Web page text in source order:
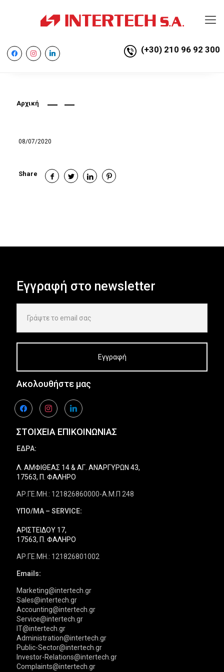
facebookinstagramlinkedin (+30) 210 96 92 300
Αρχική
08/07/2020
Share
Εγγραφή στο newsletter
Ακολουθήστε μας
facebookinstagramlinkedin
ΣΤΟΙΧΕΙΑ ΕΠΙΚΟΙΝΩΝΙΑΣ
ΕΔΡΑ:
Λ. ΑΜΦΙΘΕΑΣ 14 & ΑΓ. ΑΝΑΡΓΥΡΩΝ 43,
17563, Π. ΦΑΛΗΡΟ
ΑΡ.ΓΕ.ΜΗ.: 121826860000-Α.Μ.Π 248
ΥΠΟ/ΜΑ – SERVICE:
ΑΡΙΣΤΕΙΔΟΥ 17,
17563, Π. ΦΑΛΗΡΟ
ΑΡ.ΓΕ.ΜΗ.: 121826801002
Emails:
Marketing@intertech.gr
Sales@intertech.gr
Accounting@intertech.gr
Service@intertech.gr
IT@intertech.gr
Administration@intertech.gr
Public-Sector@intertech.gr
Investor-Relations@intertech.gr
Complaints@intertech.gr